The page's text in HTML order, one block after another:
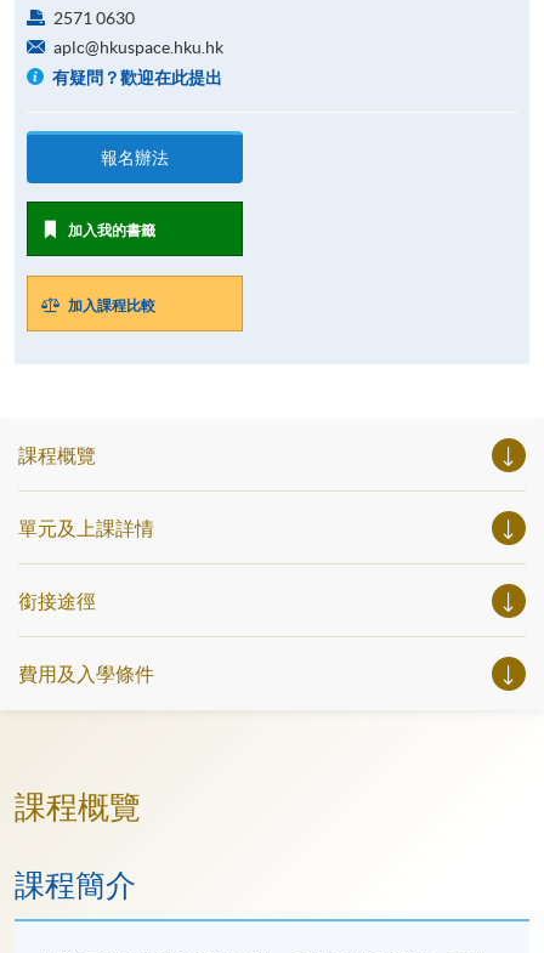
2571 0630
aplc@hkuspace.hku.hk
有疑問？歡迎在此提出
報名辦法
加入我的書籤
加入課程比較
課程概覽
單元及上課詳情
銜接途徑
費用及入學條件
課程概覽
課程簡介